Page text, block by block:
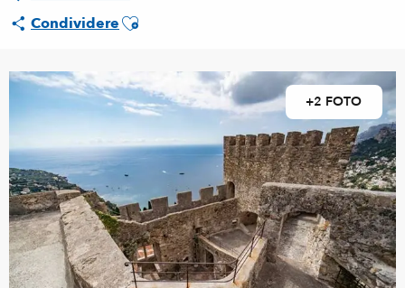
CondividereAjouter aux favoris
+2 FOTO